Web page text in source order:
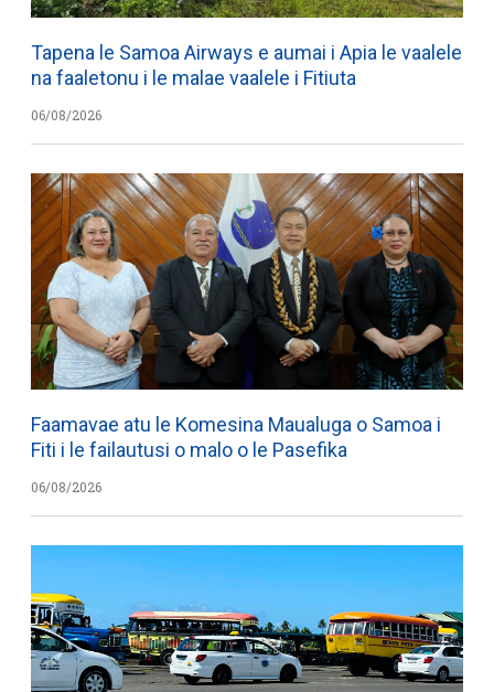
Tapena le Samoa Airways e aumai i Apia le vaalele
na faaletonu i le malae vaalele i Fitiuta
06/08/2026
Faamavae atu le Komesina Maualuga o Samoa i
Fiti i le failautusi o malo o le Pasefika
06/08/2026